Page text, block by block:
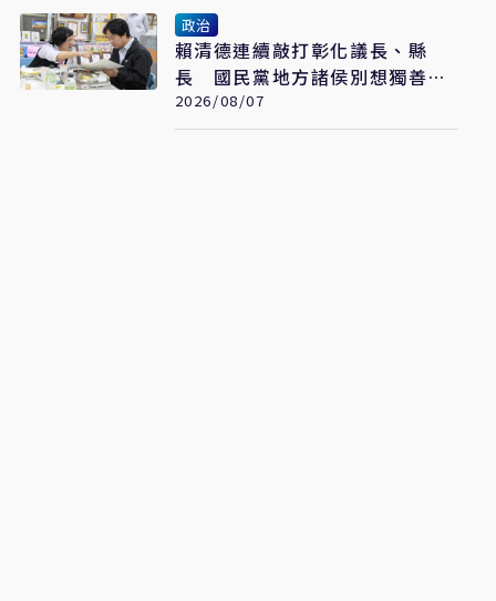
政治
賴清德連續敲打彰化議長、縣
長 國民黨地方諸侯別想獨善其
身
2026/08/07